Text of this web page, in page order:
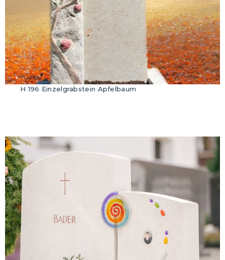
H 196 Einzelgrabstein Apfelbaum